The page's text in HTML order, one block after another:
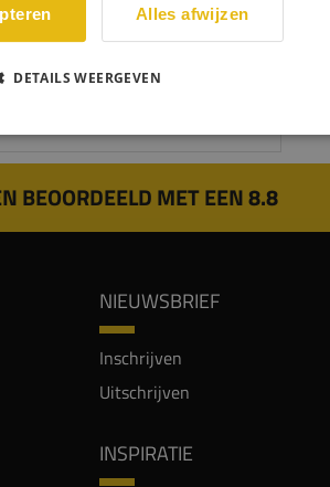
uitstraling. De elegance plint komt
interieur.
BEOORDEELD MET EEN 8.8
NIEUWSBRIEF
Inschrijven
Uitschrijven
INSPIRATIE
Alles afwijzen
DETAILS WEERGEVEN